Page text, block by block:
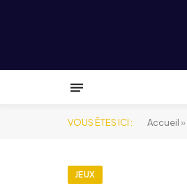
VOUS ÊTES ICI : Accueil »
JEUX